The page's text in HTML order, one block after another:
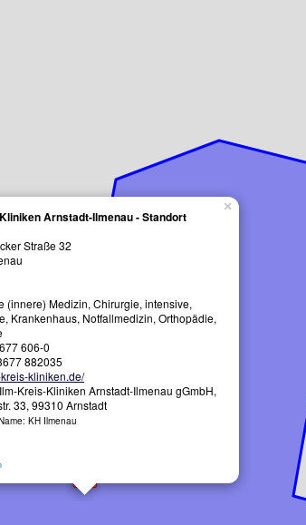
Orthopädie, Radiologie
33, 99310 Arnstadt
×
Arnstadt-Ilmenau - Standort
Straße 32
(innere) Medizin, Chirurgie, intensive,
Krankenhaus, Notfallmedizin, Orthopädie,
606-0
882035
kliniken.de/
Kreis-Kliniken Arnstadt-Ilmenau gGmbH,
33, 99310 Arnstadt
KH Ilmenau